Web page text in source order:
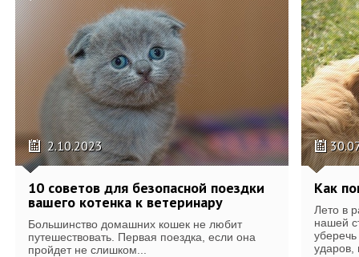
2.10.2023
10 советов для безопасной поездки
вашего котенка к ветеринару
Большинство домашних кошек не любит
путешествовать. Первая поездка, если она
пройдет не слишком...
Как
Лето в
нашей